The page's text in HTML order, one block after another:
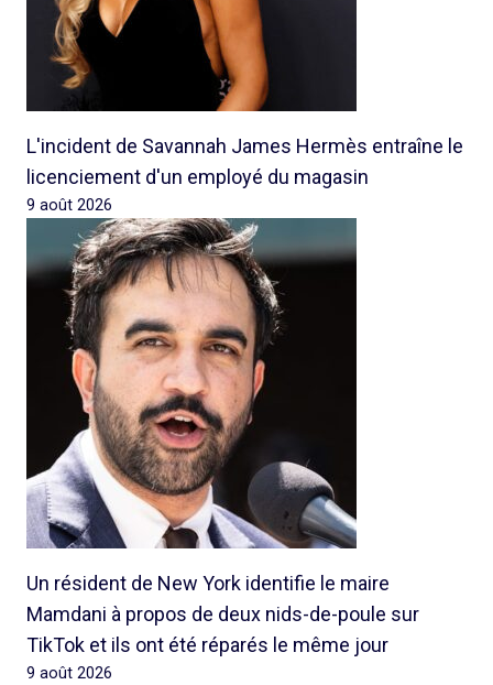
L'incident de Savannah James Hermès entraîne le
licenciement d'un employé du magasin
9 août 2026
Un résident de New York identifie le maire
Mamdani à propos de deux nids-de-poule sur
TikTok et ils ont été réparés le même jour
9 août 2026